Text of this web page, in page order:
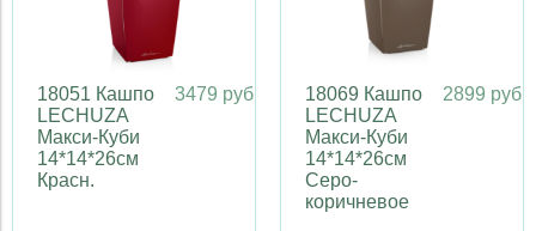
18051 Кашпо
LECHUZA
Макси-Куби
14*14*26см
Красн.
3479 руб
18069 Кашпо
LECHUZA
Макси-Куби
14*14*26см
Серо-
коричневое
2899 руб